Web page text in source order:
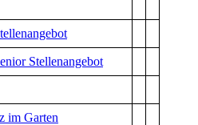
Stellenangebot
im Garten